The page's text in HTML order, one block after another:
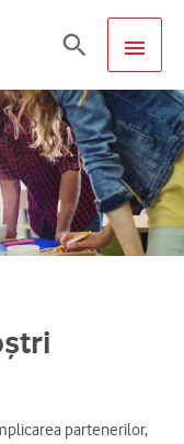
MAIN
Search
partenerilor,